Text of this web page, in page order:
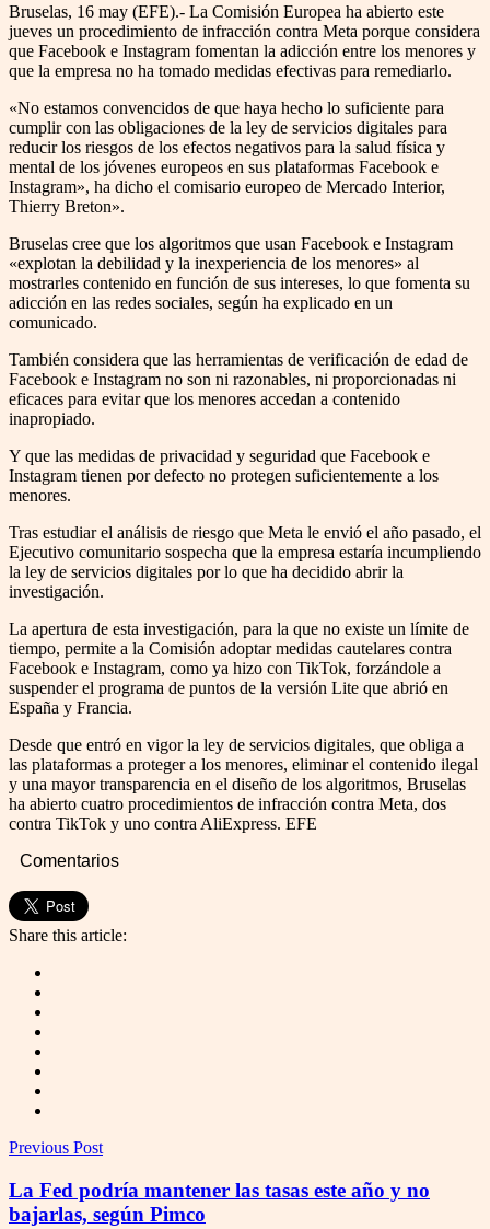
Bruselas, 16 may (EFE).- La Comisión Europea ha abierto este
jueves un procedimiento de infracción contra Meta porque considera
que Facebook e Instagram fomentan la adicción entre los menores y
que la empresa no ha tomado medidas efectivas para remediarlo.
«No estamos convencidos de que haya hecho lo suficiente para
cumplir con las obligaciones de la ley de servicios digitales para
reducir los riesgos de los efectos negativos para la salud física y
mental de los jóvenes europeos en sus plataformas Facebook e
Instagram», ha dicho el comisario europeo de Mercado Interior,
Thierry Breton».
Bruselas cree que los algoritmos que usan Facebook e Instagram
«explotan la debilidad y la inexperiencia de los menores» al
mostrarles contenido en función de sus intereses, lo que fomenta su
adicción en las redes sociales, según ha explicado en un
comunicado.
También considera que las herramientas de verificación de edad de
Facebook e Instagram no son ni razonables, ni proporcionadas ni
eficaces para evitar que los menores accedan a contenido
inapropiado.
Y que las medidas de privacidad y seguridad que Facebook e
Instagram tienen por defecto no protegen suficientemente a los
menores.
Tras estudiar el análisis de riesgo que Meta le envió el año pasado, el
Ejecutivo comunitario sospecha que la empresa estaría incumpliendo
la ley de servicios digitales por lo que ha decidido abrir la
investigación.
La apertura de esta investigación, para la que no existe un límite de
tiempo, permite a la Comisión adoptar medidas cautelares contra
Facebook e Instagram, como ya hizo con TikTok, forzándole a
suspender el programa de puntos de la versión Lite que abrió en
España y Francia.
Desde que entró en vigor la ley de servicios digitales, que obliga a
las plataformas a proteger a los menores, eliminar el contenido ilegal
y una mayor transparencia en el diseño de los algoritmos, Bruselas
ha abierto cuatro procedimientos de infracción contra Meta, dos
contra TikTok y uno contra AliExpress. EFE
Comentarios
Share this article:
Previous Post
La Fed podría mantener las tasas este año y no
bajarlas, según Pimco